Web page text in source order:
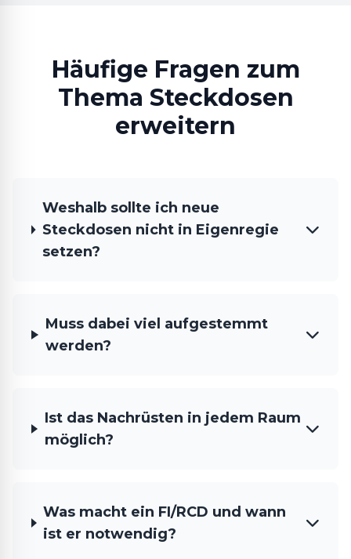
Häufige Fragen zum
Thema Steckdosen
erweitern
Weshalb sollte ich neue
Steckdosen nicht in Eigenregie
setzen?
Muss dabei viel aufgestemmt
werden?
Ist das Nachrüsten in jedem Raum
möglich?
Was macht ein FI/RCD und wann
ist er notwendig?